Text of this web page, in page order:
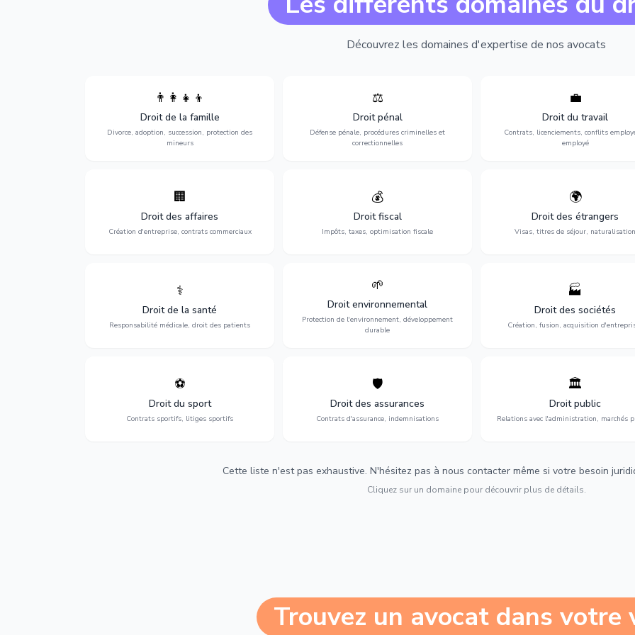
Découvrez les domaines d'expertise de nos avocats
👨‍👩‍👧‍👦
Droit de la famille
Divorce, adoption, succession, protection des
mineurs
succession et protection des personnes
vulnérables.
⚖️
Droit pénal
Défense pénale, procédures criminelles et
correctionnelles
Expertise en matière pénale, de
l'assistance en garde à vue jusqu'au
procès, pour toute affaire correctionnelle
ou criminelle.
💼
Droit du travail
Contrats, licenciements, conflits
employé
Protection de vos droits au
contrats, licenciements,
discrimination et conflits avec
l'employeur.
🏢
Droit des affaires
Création d'entreprise, contrats commerciaux
Accompagnement complet pour votre
entreprise : création, contrats
commerciaux, concurrence et litiges.
💰
Droit fiscal
Impôts, taxes, optimisation fiscale
Optimisation de votre situation fiscale :
déclarations, contentieux, contrôles
fiscaux et planification.
🌍
Droit des étrangers
Visas, titres de séjour, naturalisation
Obtention de vos droits de séjour :
cartes de séjour, regroupement
naturalisation.
⚕️
Droit de la santé
Responsabilité médicale, droit des patients
Défense de vos droits médicaux : erreurs
médicales, responsabilité des praticiens
et indemnisation.
🌱
Droit environnemental
Protection de l'environnement, développement
durable
environnementale, litiges et
développement durable.
🏭
Droit des sociétés
Création, fusion, acquisition
Structuration de votre société :
fusion-acquisition, gouvernance
restructuration.
⚽
Droit du sport
Contrats sportifs, litiges sportifs
Expertise en droit sportif : contrats de
sportifs, transferts, sponsoring et
contentieux.
🛡️
Droit des assurances
Contrats d'assurance, indemnisations
Défense de vos intérêts : contrats
d'assurance, sinistres et indemnisations
optimales.
🏛️
Droit public
Relations avec l'administration, marchés
Gestion de vos relations avec
l'administration : marchés
urbanisme et contentieux.
Cette liste n'est pas exhaustive. N'hésitez pas à nous contacter même si votre besoin
Cliquez sur un domaine pour découvrir plus de détails.
Trouvez un avocat dans votre